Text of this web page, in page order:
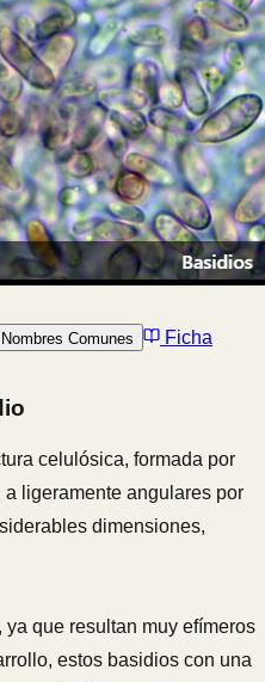
Nombres Comunes
Ficha
celulósica, formada por
ligeramente angulares por
dimensiones,
que resultan muy efímeros
estos basidios con una